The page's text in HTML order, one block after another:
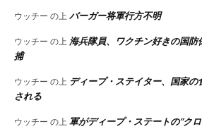
ウッチー の上バーガー将軍行方不明
ウッチー の上 海兵隊員、ワクチン好きの国
捕
ウッチー の上 ディープ・ステイター、国家
される
ウッチー の上軍がディープ・ステートの”ク